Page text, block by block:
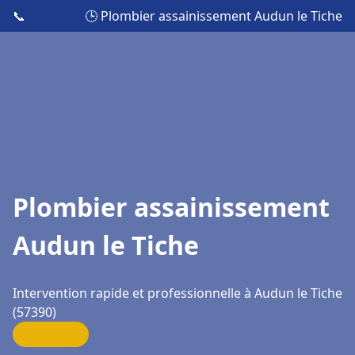
📞 🕒 Plombier assainissement Audun le Tiche
Plombier assainissement
Audun le Tiche
Intervention rapide et professionnelle à Audun le Tiche
(57390)